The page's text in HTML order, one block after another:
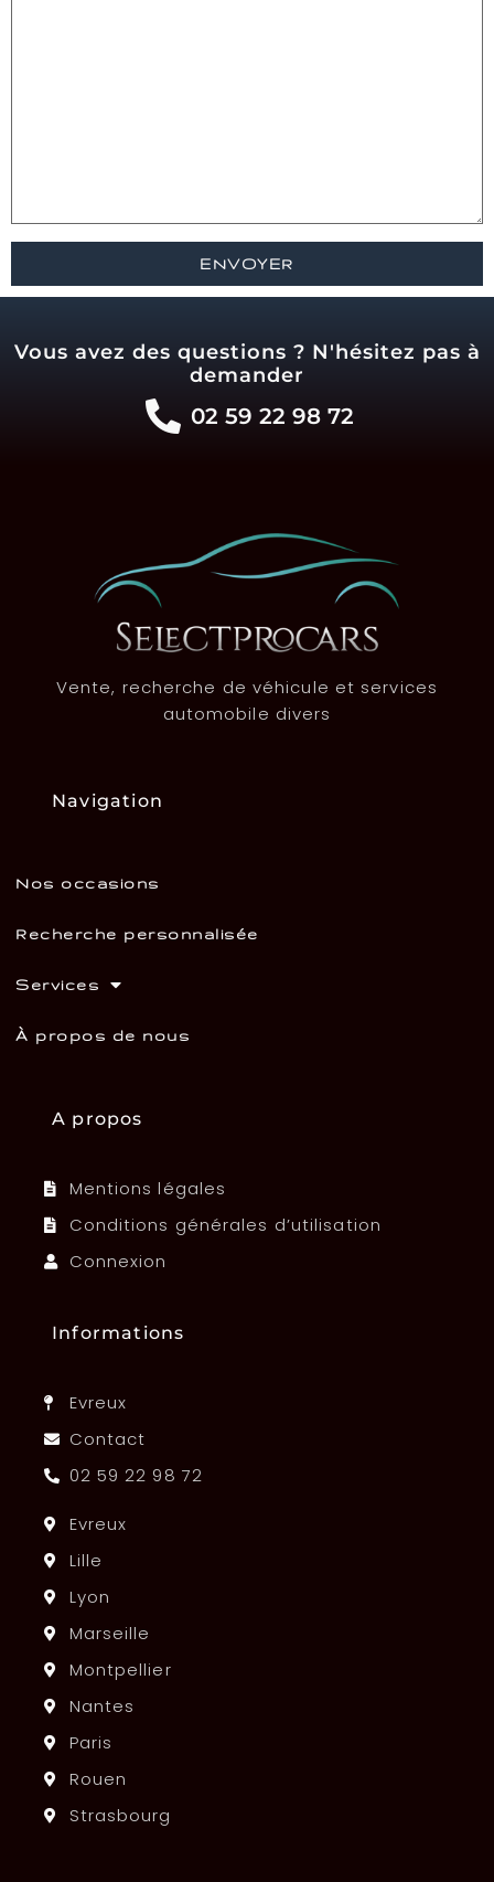
Vous avez des questions ? N'hésitez pas à
demander
02 59 22 98 72
Vente, recherche de véhicule et services
automobile divers
Navigation
Nos occasions
Recherche personnalisée
Services
À propos de nous
A propos
Mentions légales
Conditions générales d’utilisation
Connexion
Informations
Evreux
Contact
02 59 22 98 72
Evreux
Lille
Lyon
Marseille
Montpellier
Nantes
Paris
Rouen
Strasbourg